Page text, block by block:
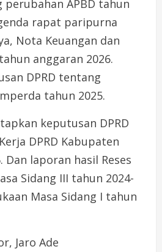
perubahan APBD tahun
rapat paripurna
Nota Keuangan dan
anggaran 2026.
DPRD tentang
tahun 2025.
keputusan DPRD
DPRD Kabupaten
Dan laporan hasil Reses
Sidang III tahun 2024-
Masa Sidang I tahun
Jaro Ade